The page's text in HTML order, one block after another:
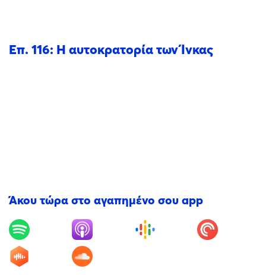
Επ. 116: Η αυτοκρατορία των Ίνκας
Άκου τώρα στο αγαπημένο σου app